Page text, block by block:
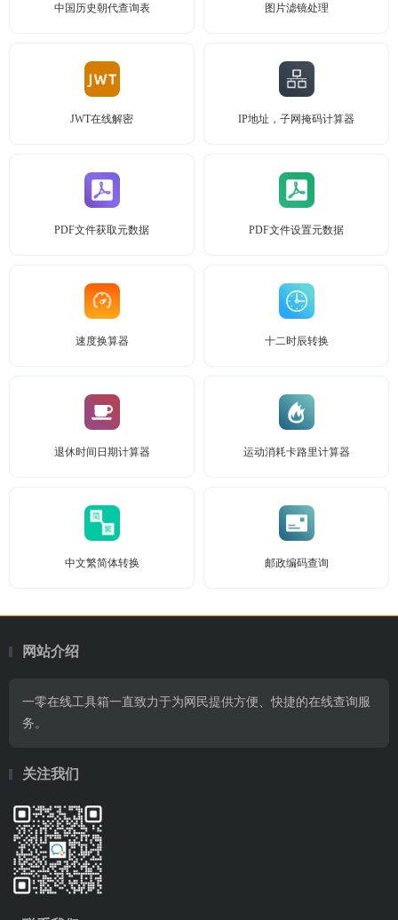
中国历史朝代查询表 图片滤镜处理
JWT在线解密 IP地址，子网掩码计算器
PDF文件获取元数据 PDF文件设置元数据
速度换算器 十二时辰转换
退休时间日期计算器 运动消耗卡路里计算器
中文繁简体转换 邮政编码查询
网站介绍
一零在线工具箱一直致力于为网民提供方便、快捷的在线查询服
务。
关注我们